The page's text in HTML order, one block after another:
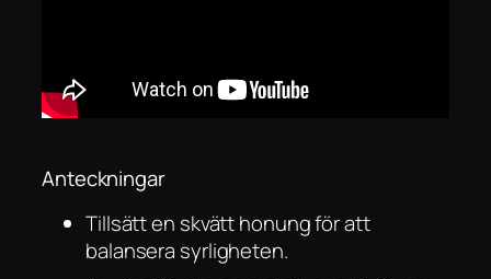
Anteckningar
Tillsätt en skvätt honung för att
balansera syrligheten.